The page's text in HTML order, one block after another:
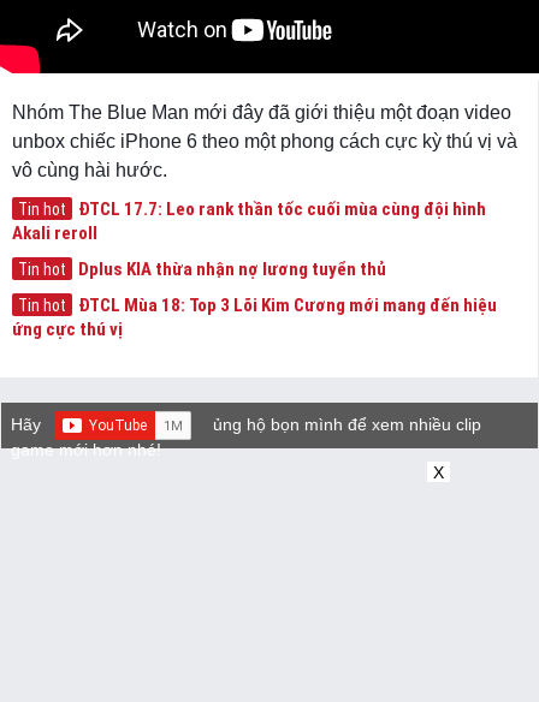
Nhóm The Blue Man mới đây đã giới thiệu một đoạn video
unbox chiếc iPhone 6 theo một phong cách cực kỳ thú vị và
vô cùng hài hước.
Tin hot
ĐTCL 17.7: Leo rank thần tốc cuối mùa cùng đội hình
Akali reroll
Tin hot Dplus KIA thừa nhận nợ lương tuyển thủ
Tin hot
ĐTCL Mùa 18: Top 3 Lõi Kim Cương mới mang đến hiệu
ứng cực thú vị
Hãy
ủng hộ bọn mình để xem nhiều clip
game mới hơn nhé!
X